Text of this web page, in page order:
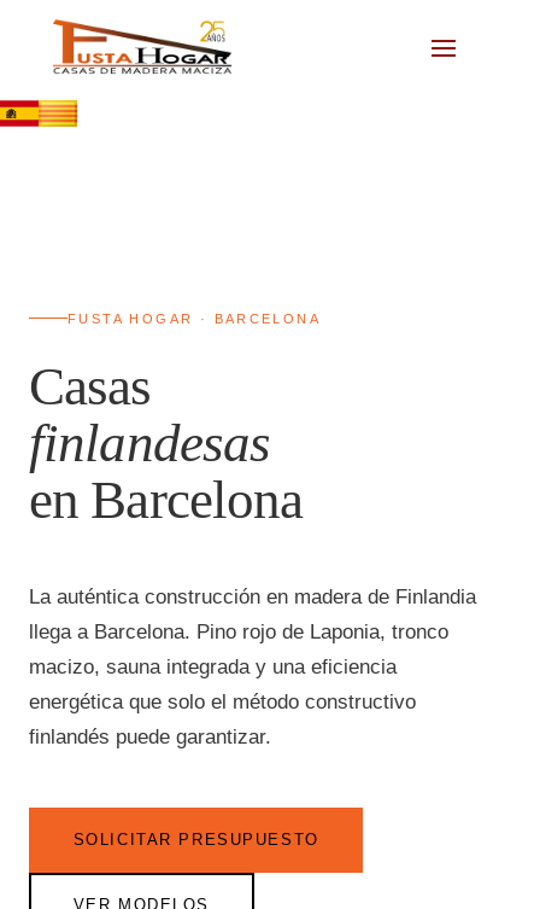
FUSTA HOGAR · BARCELONA
Casas
finlandesas
en Barcelona
La auténtica construcción en madera de Finlandia
llega a Barcelona. Pino rojo de Laponia, tronco
macizo, sauna integrada y una eficiencia
energética que solo el método constructivo
finlandés puede garantizar.
SOLICITAR PRESUPUESTO
VER MODELOS